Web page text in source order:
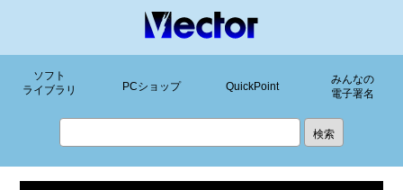
ソフト
ライブラリ
PCショップ QuickPoint
みんなの
電子署名